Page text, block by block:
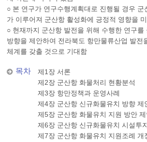
○ 본 연구가 연구수행계획대로 진행될 경우 군
가 이루어져 군산항 활성화에 긍정적 영향을
○ 현재까지 군산항 발전을 위해 수행한 연구를
방향을 제안하여 전라북도 항만물류산업 발전
체계를 갖출 것으로 기대함
목차
제1장 서론
제2장 군산항 화물처리 현황분석
제3장 항만정책과 운영사례
제4장 군산항 신규화물유치 방향 제
제5장 군산항 화물유치 지원 방안
제6장 군산항 신규화물유치 시설투
제7장 군산항 화물유치 지원조례 개